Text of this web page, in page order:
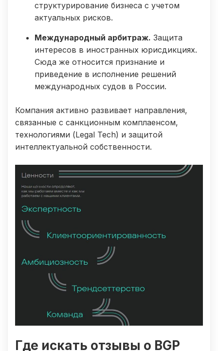
структурирование бизнеса с учетом
актуальных рисков.
Международный арбитраж. Защита
интересов в иностранных юрисдикциях.
Сюда же относится признание и
приведение в исполнение решений
международных судов в России.
Компания активно развивает направления,
связанные с санкционным комплаенсом,
технологиями (Legal Tech) и защитой
интеллектуальной собственности.
Где искать отзывы о BGP